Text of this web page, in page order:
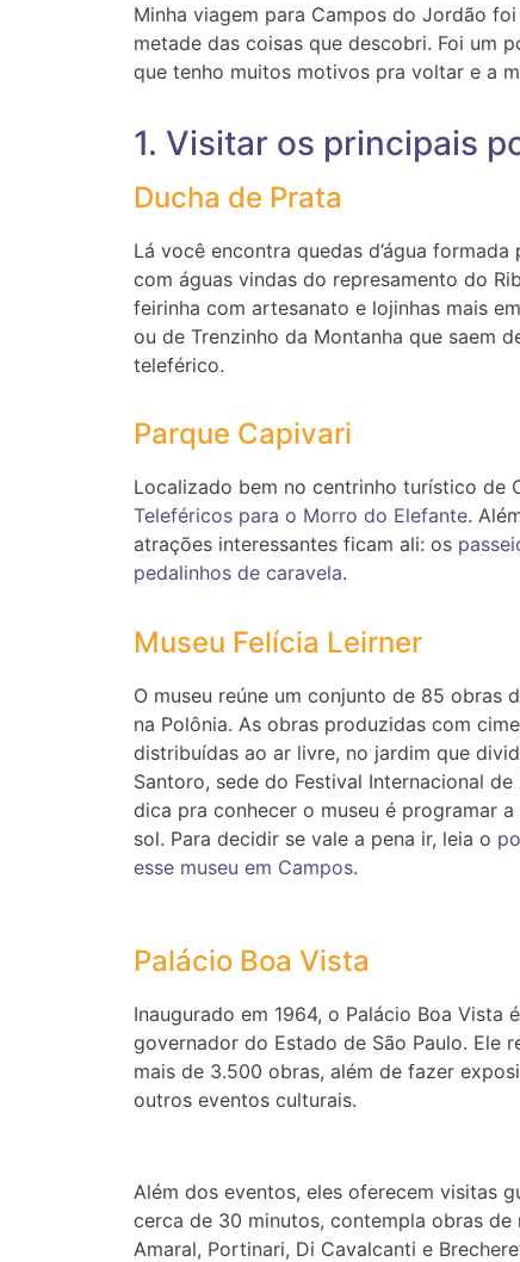
Minha viagem para Campos do Jordão
metade das coisas que descobri. Foi um
que tenho muitos motivos pra voltar e a
1. Visitar os principais
Ducha de Prata
Lá você encontra quedas d’água
com águas vindas do represamento do
feirinha com artesanato e lojinhas mais
ou de Trenzinho da Montanha que saem
teleférico.
Parque Capivari
Localizado bem no centrinho turístico de
Teleféricos para o Morro do Elefante.
atrações interessantes ficam ali: os
pedalinhos de caravela.
Museu Felícia Leirner
O museu reúne um conjunto de 85 obras
na Polônia. As obras produzidas com
distribuídas ao ar livre, no jardim que
Santoro, sede do Festival Internacional
dica pra conhecer o museu é programar
sol. Para decidir se vale a pena ir, leia o
esse museu em Campos.
Palácio Boa Vista
Inaugurado em 1964, o Palácio Boa Vista
governador do Estado de São Paulo. Ele
mais de 3.500 obras, além de fazer
outros eventos culturais.
Além dos eventos, eles oferecem visitas
cerca de 30 minutos, contempla obras
Amaral, Portinari, Di Cavalcanti e